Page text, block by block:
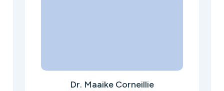
Dr. Maaike Corneillie